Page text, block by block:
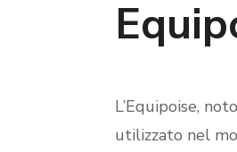
L’Equipoise,
utilizzato nel